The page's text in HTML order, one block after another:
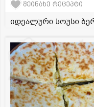
შეინახე რეცეპტი
იდეალური სოუსი